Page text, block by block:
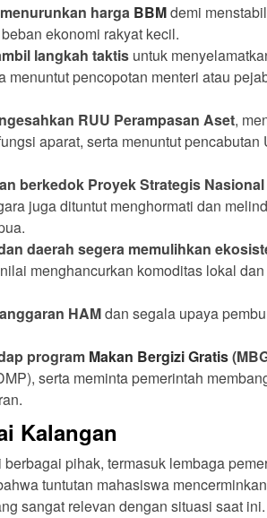
harga BBMdemi
ekonomi rakyat kecil.
langkah taktis untuk
menuntut pencopotan menteri atau
RUU Perampasan Aset,
aparat, serta menuntut pencabutan
berkedok Proyek Strategis Nasional
juga dituntut menghormati dan
daerah segera memulihkan
menghancurkan komoditas lokal
HAMdan segala upaya
program Makan Bergizi Gratis
serta meminta pemerintah
Kalangan
pihak, termasuk lembaga
tuntutan mahasiswa mencerminkan
sangat relevan dengan situasi saat ini.